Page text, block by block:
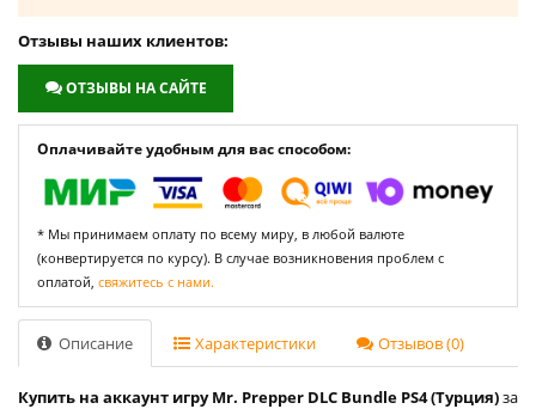
Отзывы наших клиентов:
ОТЗЫВЫ НА САЙТЕ
Оплачивайте удобным для вас способом:
* Мы принимаем оплату по всему миру, в любой валюте
(конвертируется по курсу). В случае возникновения проблем с
оплатой, свяжитесь с нами.
Описание Характеристики Отзывов (0)
Купить на аккаунт игру Mr. Prepper DLC Bundle PS4 (Турция)за